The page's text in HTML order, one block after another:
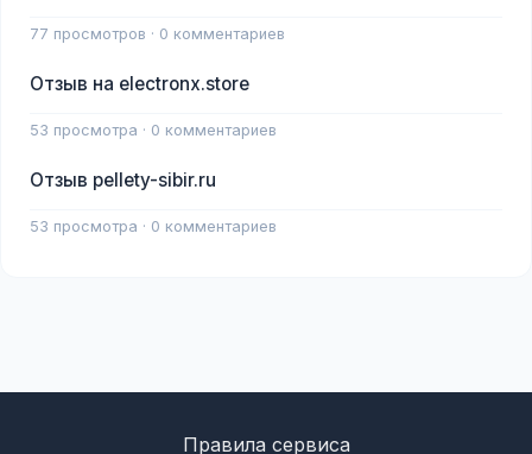
77 просмотров · 0 комментариев
Отзыв на electronx.store
53 просмотра · 0 комментариев
Отзыв pellety-sibir.ru
53 просмотра · 0 комментариев
Правила сервиса